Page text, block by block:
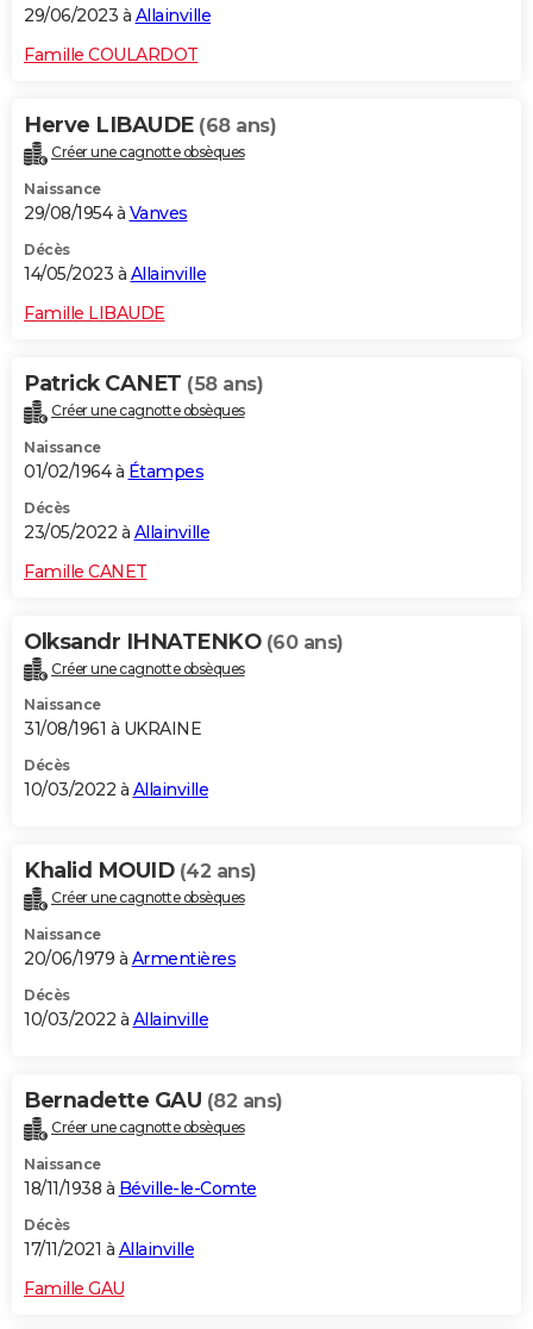
S'inscrire
Se connecter
Lycées
Collèges
Primaires
Universités
Entreprises
Service militaire
Avis de recherche
AVIS DE DÉCÈS
FORUM
29/06/2023 à Allainville
Famille COULARDOT
Herve LIBAUDE (68 ans)
Créer une cagnotte obsèques
Naissance
29/08/1954 à Vanves
Décès
14/05/2023 à Allainville
Famille LIBAUDE
Patrick CANET (58 ans)
Créer une cagnotte obsèques
Naissance
01/02/1964 à Étampes
Décès
23/05/2022 à Allainville
Famille CANET
Olksandr IHNATENKO (60 ans)
Créer une cagnotte obsèques
Naissance
31/08/1961 à UKRAINE
Décès
10/03/2022 à Allainville
Khalid MOUID (42 ans)
Créer une cagnotte obsèques
Naissance
20/06/1979 à Armentières
Décès
10/03/2022 à Allainville
Bernadette GAU (82 ans)
Créer une cagnotte obsèques
Naissance
18/11/1938 à Béville-le-Comte
Décès
17/11/2021 à Allainville
Famille GAU